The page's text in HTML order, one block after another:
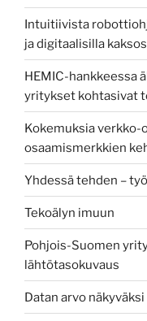
Intuitiivista
ja digitaalisilla
HEMIC-hankkeessa
yritykset kohtasivat
Kokemuksia
osaamismerkkien
Yhdessä tehden –
Tekoälyn imuun
Pohjois-Suomen
lähtötasokuvaus
Datan arvo